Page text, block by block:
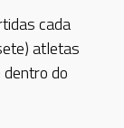
cada
atletas
do